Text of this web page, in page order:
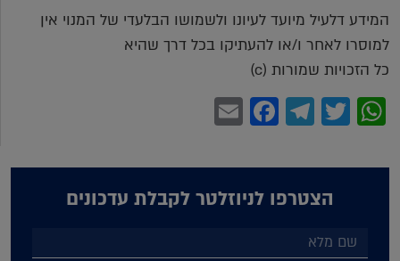
המידע דלעיל מיועד לעיונו ולשמושו הבלעדי של המנוי אין
למוסרו לאחר ו/או להעתיקו בכל דרך שהיא
כל הזכויות שמורות (c)
WhatsApp
Twitter
Telegram
Facebook
הצטרפו לניוזלטר לקבלת עדכונים